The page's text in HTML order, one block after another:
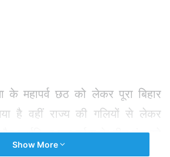
महापर्व छठ को लेकर पूरा बिहार
है वहीं राज्य की गलियों से लेकर
कर्णप्रिय छठ मईया के गीत गूंज रहे
गीतों में जहां पारंपरिक गीतों की मांग
Show More